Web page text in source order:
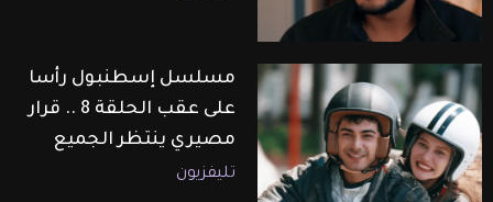
مسلسل إسطنبول رأسا
على عقب الحلقة 8 .. قرار
مصيري ينتظر الجميع
تليفزيون